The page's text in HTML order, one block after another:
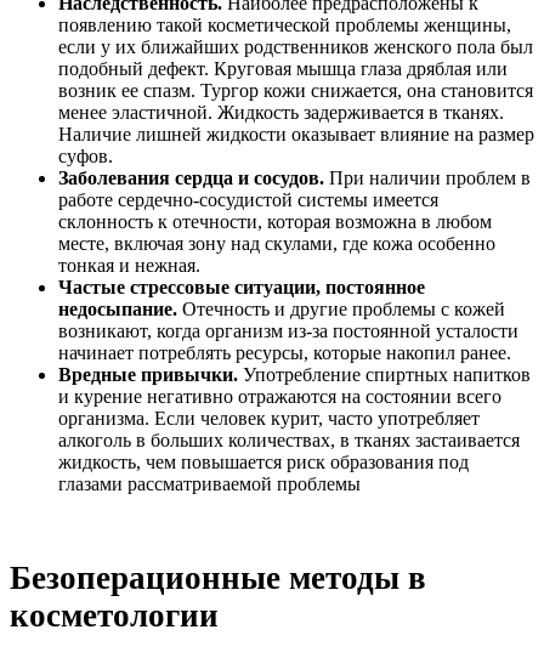
появлению такой косметической проблемы женщины,
если у их ближайших родственников женского пола был
подобный дефект. Круговая мышца глаза дряблая или
возник ее спазм. Тургор кожи снижается, она становится
менее эластичной. Жидкость задерживается в тканях.
Наличие лишней жидкости оказывает влияние на размер
суфов.
Заболевания сердца и сосудов. При наличии проблем в
работе сердечно-сосудистой системы имеется
склонность к отечности, которая возможна в любом
месте, включая зону над скулами, где кожа особенно
тонкая и нежная.
Частые стрессовые ситуации, постоянное
недосыпание. Отечность и другие проблемы с кожей
возникают, когда организм из-за постоянной усталости
начинает потреблять ресурсы, которые накопил ранее.
Вредные привычки. Употребление спиртных напитков
и курение негативно отражаются на состоянии всего
организма. Если человек курит, часто употребляет
алкоголь в больших количествах, в тканях застаивается
жидкость, чем повышается риск образования под
глазами рассматриваемой проблемы
Безоперационные методы в
косметологии